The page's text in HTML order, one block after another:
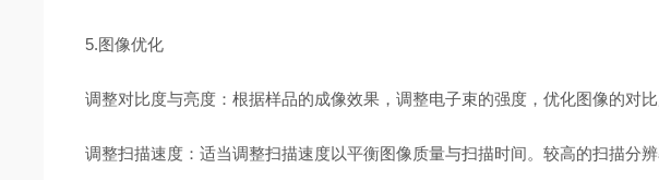
5.图像优化
调整对比度与亮度：根据样品的成像效果，调整电子束的强度，优化图像的对
调整扫描速度：适当调整扫描速度以平衡图像质量与扫描时间。较高的扫描分